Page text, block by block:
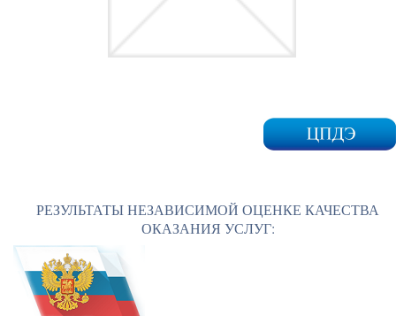
РЕЗУЛЬТАТЫ НЕЗАВИСИМОЙ ОЦЕНКЕ КАЧЕСТВА
ОКАЗАНИЯ УСЛУГ: